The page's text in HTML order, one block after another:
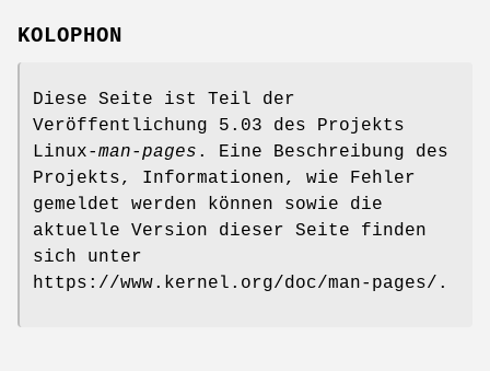
KOLOPHON
Diese Seite ist Teil der
Veröffentlichung 5.03 des Projekts
Linux-man-pages . Eine Beschreibung des
Projekts, Informationen, wie Fehler
gemeldet werden können sowie die
aktuelle Version dieser Seite finden
sich unter
https://www.kernel.org/doc/man-pages/.